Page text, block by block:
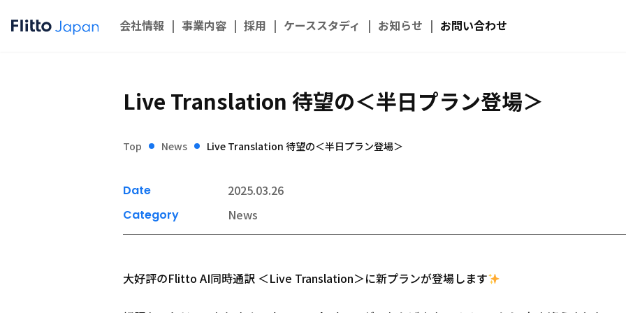
会社情報 事業内容 採用 ケーススタディ お知らせ お問い合わせ
Live Translation 待望の＜半日プラン登場＞
Top News Live Translation 待望の＜半日プラン登場＞
Date 2025.03.26
Category News
大好評のFlitto AI同時通訳 ＜Live Translation＞に新プランが登場します